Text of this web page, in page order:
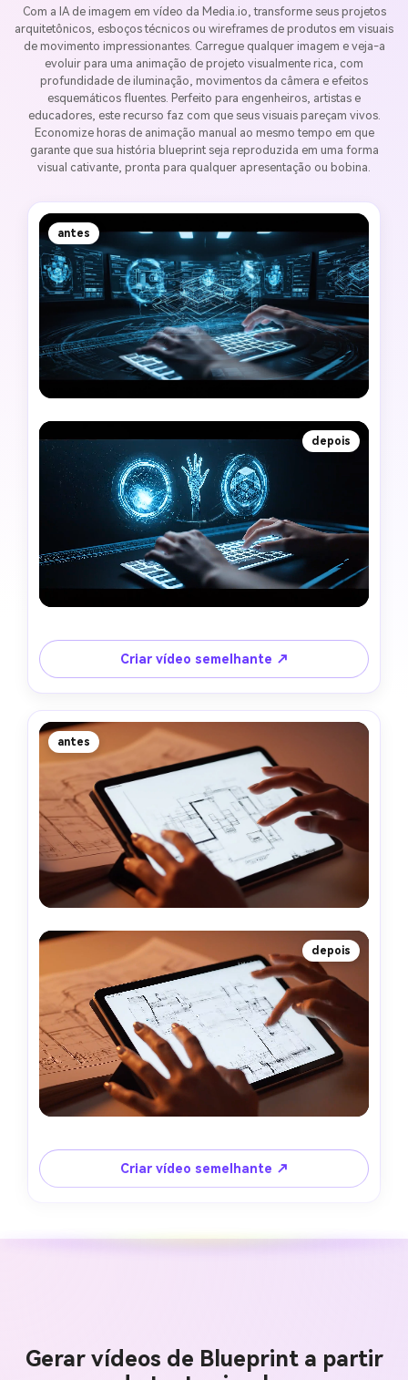
Com a IA de imagem em vídeo da Media.io, transforme seus projetos
arquitetônicos, esboços técnicos ou wireframes de produtos em visuais
de movimento impressionantes. Carregue qualquer imagem e veja-a
evoluir para uma animação de projeto visualmente rica, com
profundidade de iluminação, movimentos da câmera e efeitos
esquemáticos fluentes. Perfeito para engenheiros, artistas e
educadores, este recurso faz com que seus visuais pareçam vivos.
Economize horas de animação manual ao mesmo tempo em que
garante que sua história blueprint seja reproduzida em uma forma
visual cativante, pronta para qualquer apresentação ou bobina.
antes
depois
Criar vídeo semelhante ↗
antes
depois
Criar vídeo semelhante ↗
Gerar vídeos de Blueprint a partir